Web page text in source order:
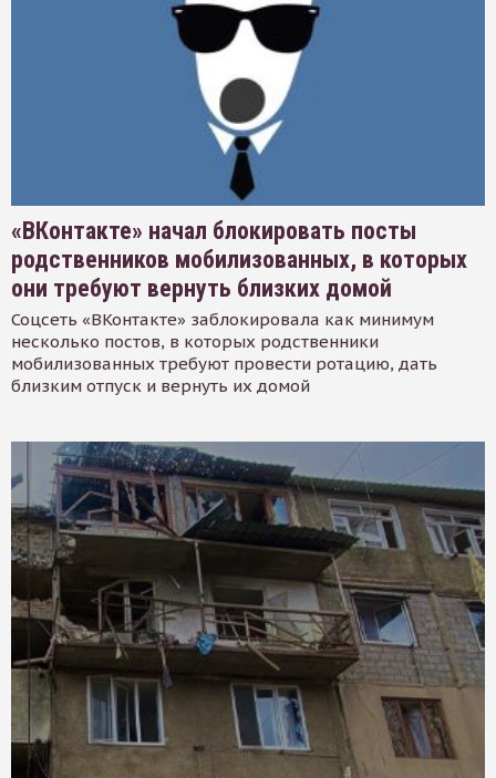
«ВКонтакте» начал блокировать посты
родственников мобилизованных, в которых
они требуют вернуть близких домой
Соцсеть «ВКонтакте» заблокировала как минимум
несколько постов, в которых родственники
мобилизованных требуют провести ротацию, дать
близким отпуск и вернуть их домой